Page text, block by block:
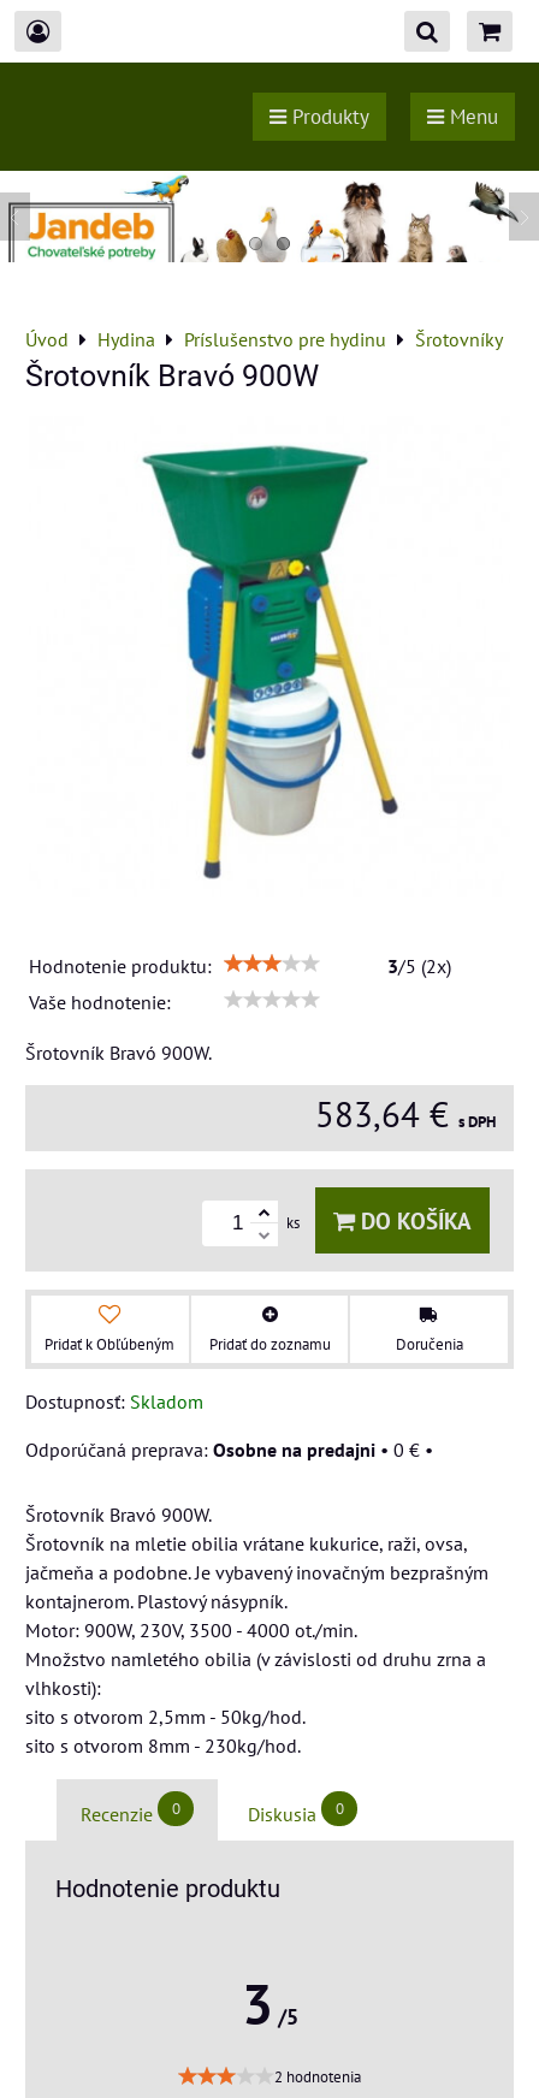
Produkty Menu
Úvod Hydina Príslušenstvo pre hydinu Šrotovníky
Šrotovník Bravó 900W
Hodnotenie produktu: 3/5 (2x)
Vaše hodnotenie:
Šrotovník Bravó 900W.
583,64 € s DPH
ks DO KOŠÍKA
Pridať k Obľúbeným Pridať do zoznamu Doručenia
Dostupnosť: Skladom
Osobne na predajni • 0 € •
Šrotovník Bravó 900W.
Šrotovník na mletie obilia vrátane kukurice, raži, ovsa,
jačmeňa a podobne. Je vybavený inovačným bezprašným
kontajnerom. Plastový násypník.
Motor: 900W, 230V, 3500 - 4000 ot./min.
Množstvo namletého obilia (v závislosti od druhu zrna a
vlhkosti):
sito s otvorom 2,5mm - 50kg/hod.
sito s otvorom 8mm - 230kg/hod.
Recenzie 0 Diskusia 0
Hodnotenie produktu
3 /5
2 hodnotenia